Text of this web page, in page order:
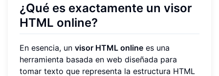
¿Qué es exactamente un visor
HTML online?
En esencia, un visor HTML online es una
herramienta basada en web diseñada para
tomar texto que representa la estructura HTML